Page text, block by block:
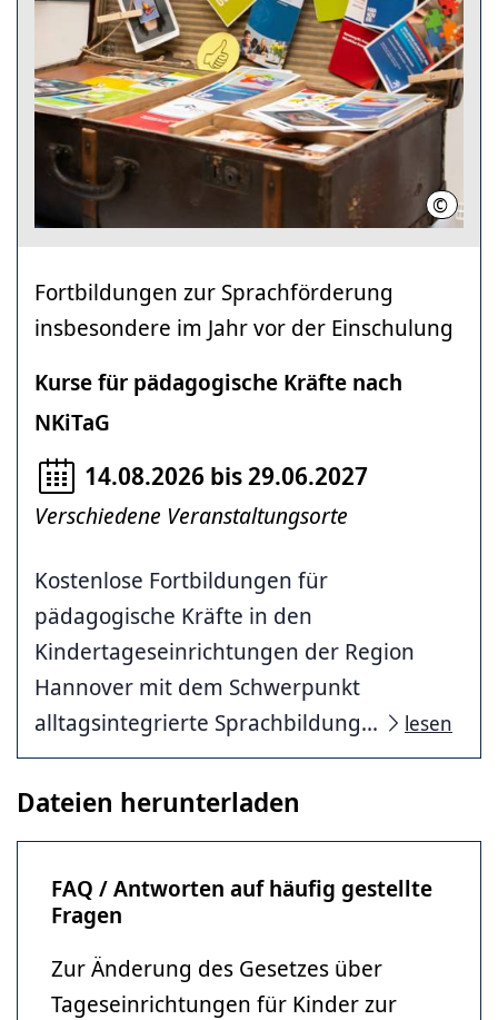
©
Fortbildungen zur Sprachförderung
insbesondere im Jahr vor der Einschulung
Kurse für pädagogische Kräfte nach
NKiTaG
14.08.2026 bis 29.06.2027
Verschiedene Veranstaltungsorte
Kostenlose Fortbildungen für
pädagogische Kräfte in den
Kindertageseinrichtungen der Region
Hannover mit dem Schwerpunkt
alltagsintegrierte Sprachbildung...
lesen
Dateien herunterladen
FAQ / Antworten auf häufig gestellte
Fragen
Zur Änderung des Gesetzes über
Tageseinrichtungen für Kinder zur